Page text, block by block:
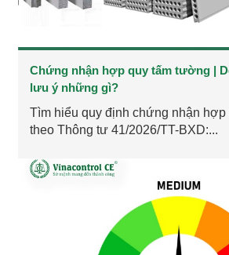
Chứng nhận hợp quy tấm tường |
lưu ý những gì?
Tìm hiểu quy định chứng nhận
theo Thông tư 41/2026/TT-BXD:...